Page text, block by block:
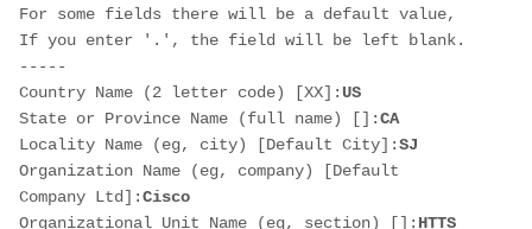
For some fields there will be a default value,
If you enter '.', the field will be left blank.
-----
Country Name (2 letter code) [XX]: US
State or Province Name (full name) []:CA
Locality Name (eg, city) [Default City]:SJ
Organization Name (eg, company) [Default
Company Ltd]:Cisco
Organizational Unit Name (eg, section) []: HTTS